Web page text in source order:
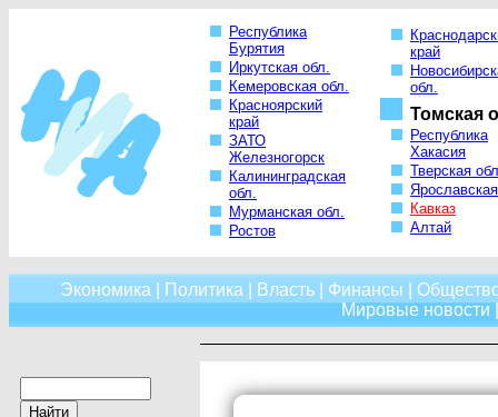
Республика
Бурятия
Иркутская обл.
Кемеровская обл.
Красноярский
край
ЗАТО
Железногорск
Калининградская
обл.
Мурманская обл.
Ростов
край
обл.
Томская
Республика
Хакасия
Тверская
Кавказ
Алтай
Экономика Политика Власть Финансы
Мировые новости